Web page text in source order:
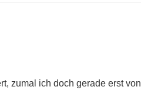
zumal ich doch gerade erst von